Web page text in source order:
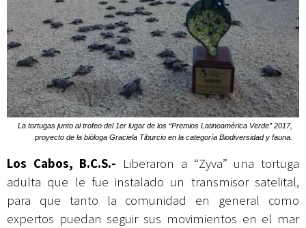
La tortugas junto al trofeo del 1er lugar de los “Premios Latinoamérica Verde” 2017,
proyecto de la bióloga Graciela Tiburcio en la categoría Biodiversidad y fauna.
Los Cabos, B.C.S.- Liberaron a “Zyva” una tortuga
adulta que le fue instalado un transmisor satelital,
para que tanto la comunidad en general como
expertos puedan seguir sus movimientos en el mar